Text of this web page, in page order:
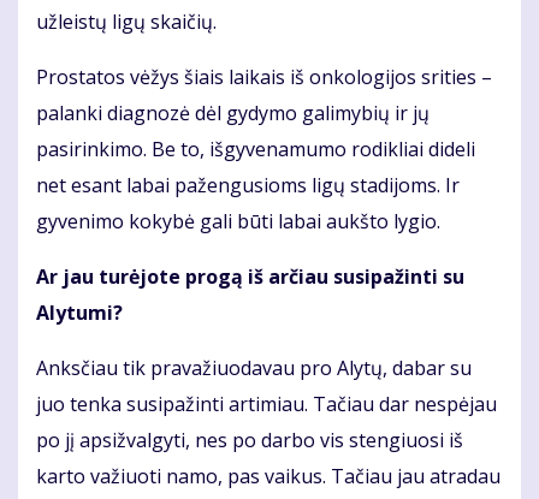
užleistų ligų skaičių.
Prostatos vėžys šiais laikais iš onkologijos srities –
palanki diagnozė dėl gydymo galimybių ir jų
pasirinkimo. Be to, išgyvenamumo rodikliai dideli
net esant labai pažengusioms ligų stadijoms. Ir
gyvenimo kokybė gali būti labai aukšto lygio.
Ar jau turėjote progą iš arčiau susipažinti su
Alytumi?
Anksčiau tik pravažiuodavau pro Alytų, dabar su
juo tenka susipažinti artimiau. Tačiau dar nespėjau
po jį apsižvalgyti, nes po darbo vis stengiuosi iš
karto važiuoti namo, pas vaikus. Tačiau jau atradau